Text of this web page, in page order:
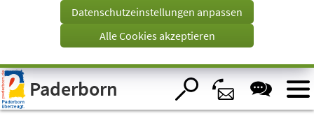
Visuelle
Assistenzsoftware
öffnen.
Tab)
Datenschutzeinstellungen anpassen
Alle Cookies akzeptieren
Paderborn